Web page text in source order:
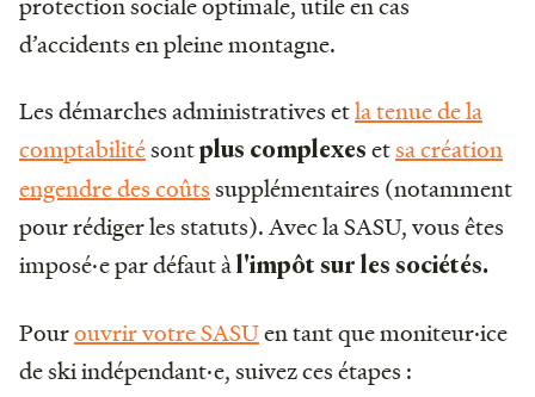
d’accidents en pleine montagne.
Les démarches administratives etla tenue de la
comptabilitésontplus complexes etsa création
engendre des coûtssupplémentaires (notamment
pour rédiger les statuts). Avec la SASU, vous êtes
imposé·e par défaut àl'impôt sur les sociétés.
Pourouvrir votre SASUen tant que moniteur·ice
de ski indépendant·e, suivez ces étapes :